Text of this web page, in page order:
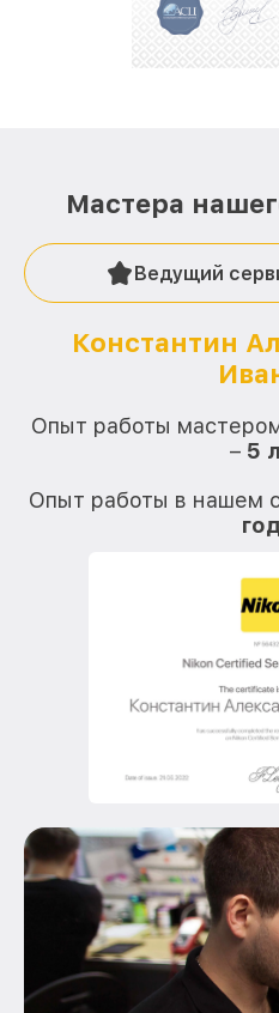
стараемся каждый день
Мастера
Ведущий
Константин
Опыт работы
– 5
Опыт работы в нашем